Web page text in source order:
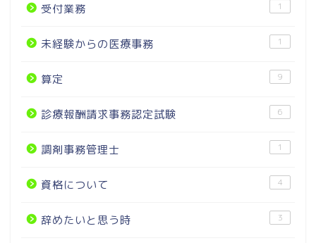
受付業務 1
未経験からの医療事務 1
算定 9
診療報酬請求事務認定試験 6
調剤事務管理士 1
資格について 4
辞めたいと思う時 3